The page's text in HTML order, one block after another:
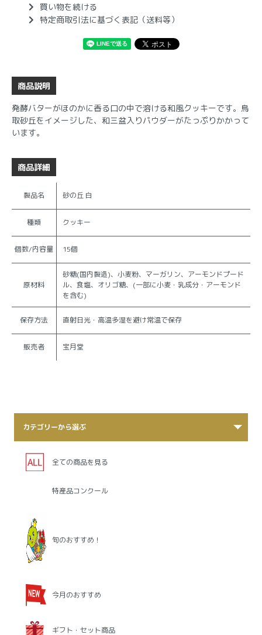
買い物を続ける
特定商取引法に基づく表記（送料等）
商品説明
発酵バターがほのかに香る口の中で溶ける和風クッキーです。鳥
取砂丘をイメージした、和三盆入りパウダーがたっぷりかかって
います。
商品詳細
製品名 砂の丘 白
種類 クッキー
個数/内容量 15個
原材料
砂糖(国内製造)、小麦粉、マーガリン、アーモンドプード
ル、食塩、オリゴ糖、(一部に小麦・乳成分・アーモンド
を含む)
保存方法 直射日光・高温多湿を避け常温で保存
販売者 宝月堂
カテゴリーから選ぶ
全ての商品を見る
特産品コンクール
旬のおすすめ！
今月のおすすめ
ギフト・セット商品